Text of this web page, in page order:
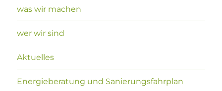
was wir machen
wer wir sind
Aktuelles
Energieberatung und Sanierungsfahrplan